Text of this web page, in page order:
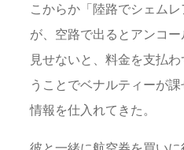
こからか「陸路でシェム
が、空路で出るとアンコ
見せないと、料金を支払
うことでベナルティーが
情報を仕入れてきた。